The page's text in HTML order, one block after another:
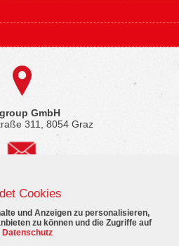
GmbH
311, 8054 Graz
(0)505028 28800
Cookies
und Anzeigen zu personalisieren,
zu können und die Zugriffe auf
Datenschutz